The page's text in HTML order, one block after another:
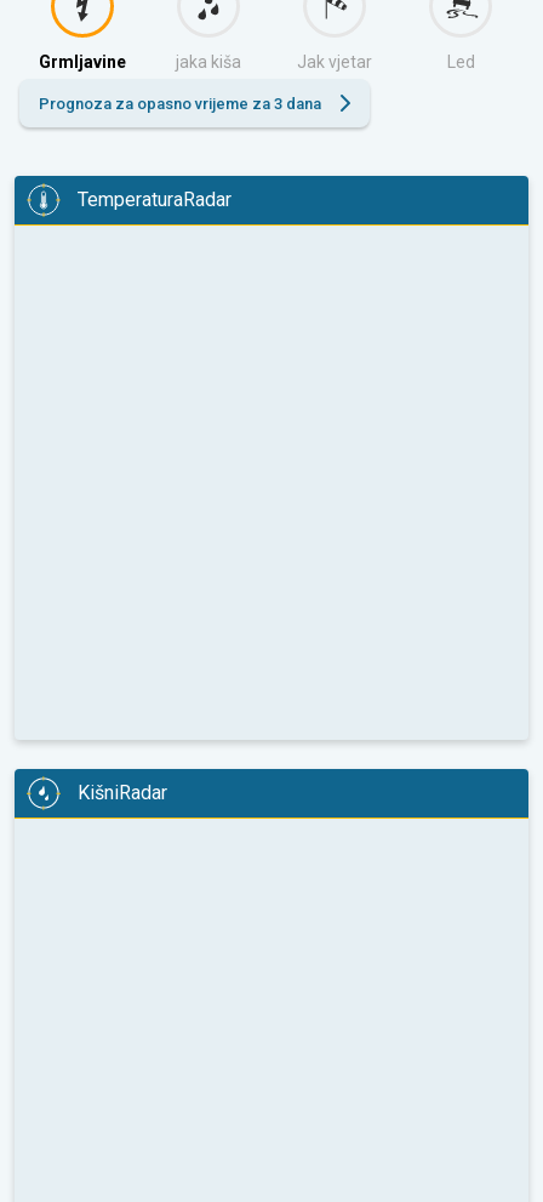
Grmljavine jaka kiša Jak vjetar Led
Prognoza za opasno vrijeme za 3 dana
TemperaturaRadar
KišniRadar